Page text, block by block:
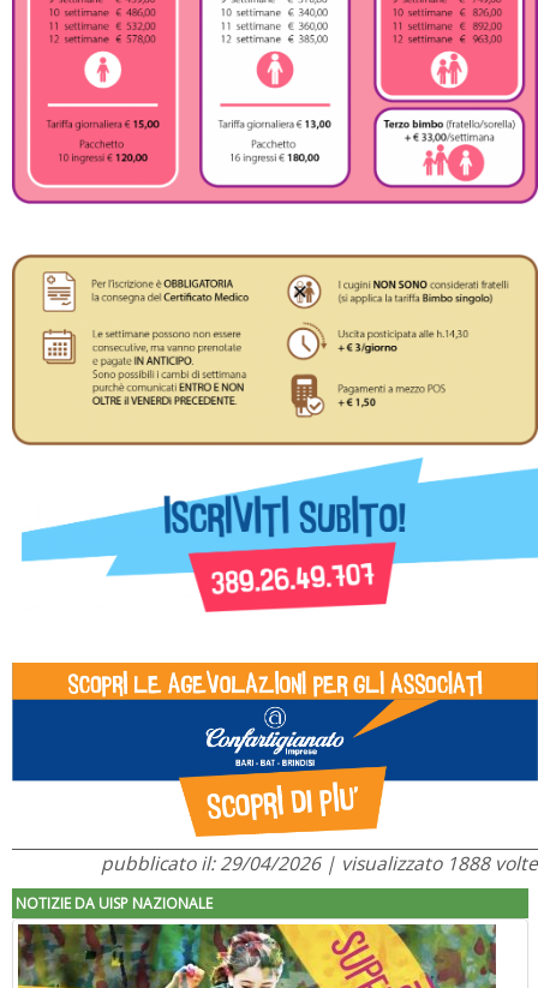
pubblicato il: 29/04/2026 | visualizzato 1888 volte
NOTIZIE DA UISP NAZIONALE